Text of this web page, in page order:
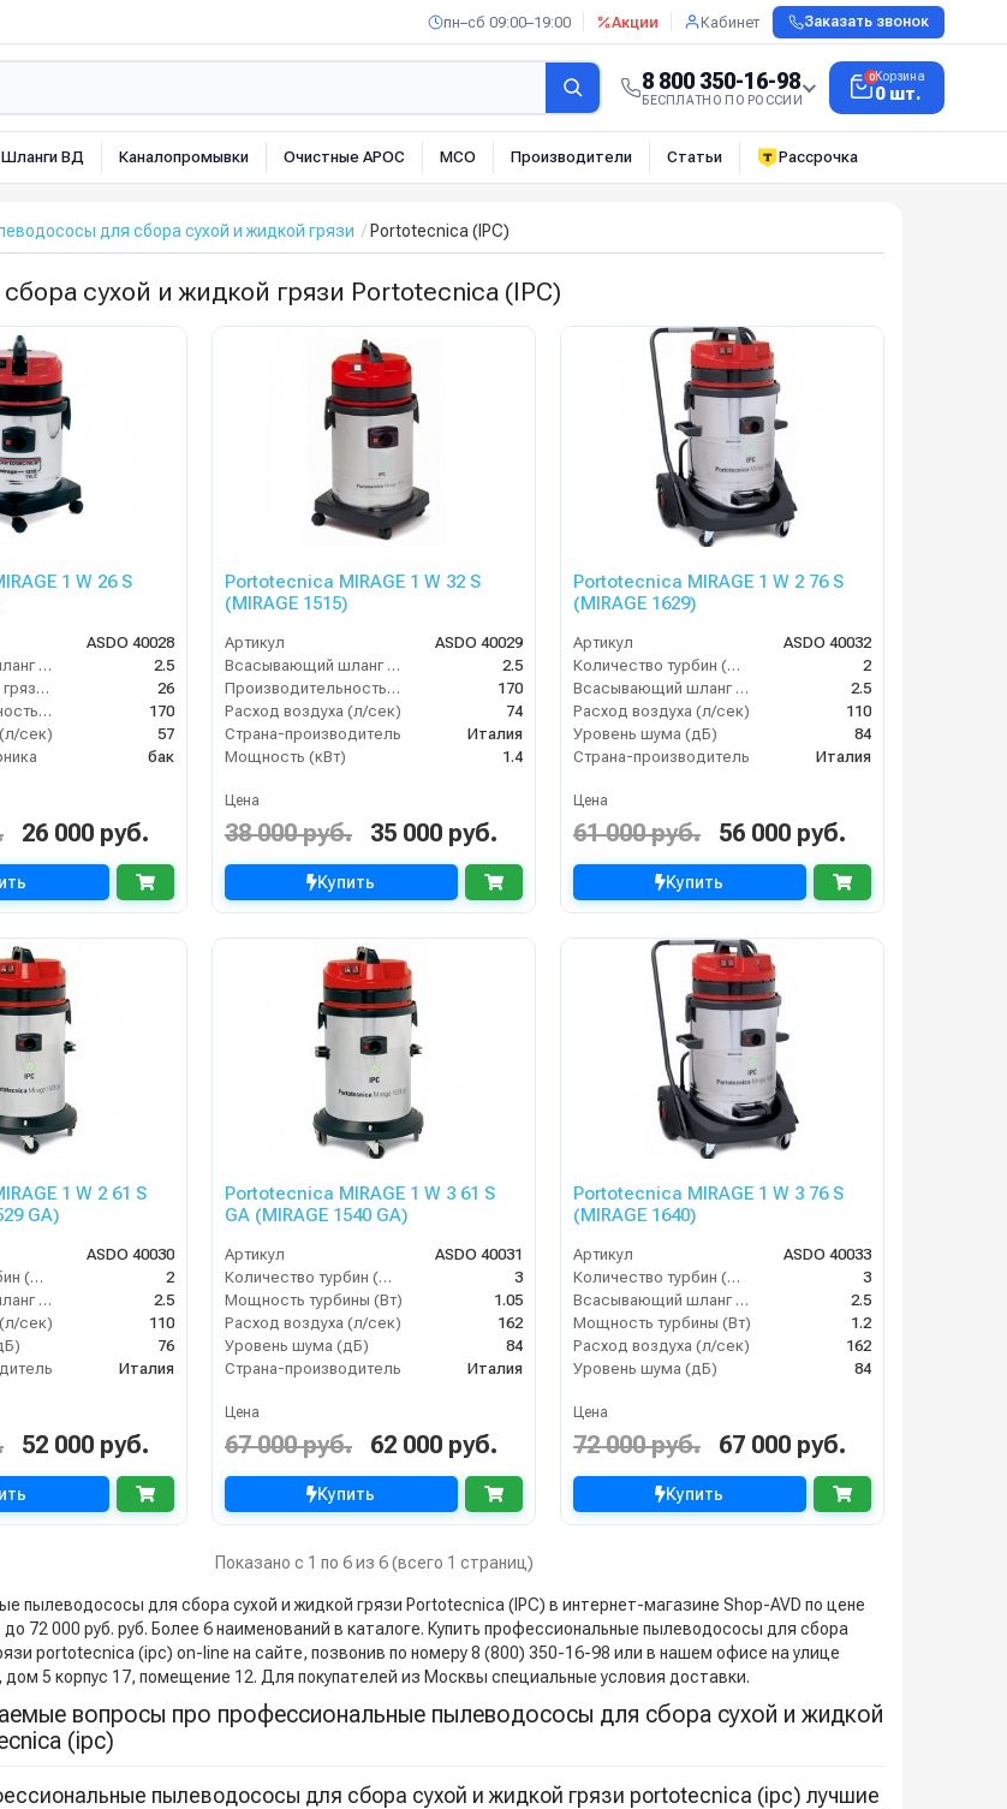
пн–сб 09:00–19:00 Акции Кабинет Заказать звонок
8 800 350-16-98
БЕСПЛАТНО ПО РОССИИ
0Корзина
0 шт.
Шланги ВД Каналопромывки Очистные АРОС МСО Производители Статьи Рассрочка
для сбора сухой и жидкой грязи Portotecnica (IPC)
сухой и жидкой грязи Portotecnica (IPC)
1 W 26 S
ASDO 40028
Всасывающий шланг (м)
2.5
Объём бака для грязи (л)
26
Производительность (м3/час)
170
сек)
57
бак
26 000 руб.
Portotecnica MIRAGE 1 W 32 S
(MIRAGE 1515)
Артикул
ASDO 40029
Всасывающий шланг (м)
2.5
Производительность (м3/час)
170
Расход воздуха (л/сек)
74
Страна-производитель
Италия
Мощность (кВт)
1.4
Цена
38 000 руб. 35 000 руб.
Купить
Portotecnica MIRAGE 1 W 2 76 S
(MIRAGE 1629)
Артикул
ASDO 40032
Количество турбин (шт)
2
Всасывающий шланг (м)
2.5
Расход воздуха (л/сек)
110
Уровень шума (дБ)
84
Страна-производитель
Италия
Цена
61 000 руб. 56 000 руб.
Купить
1 W 2 61 S
GA)
ASDO 40030
Количество турбин (шт)
2
Всасывающий шланг (м)
2.5
сек)
110
76
Италия
52 000 руб.
Portotecnica MIRAGE 1 W 3 61 S
GA (MIRAGE 1540 GA)
Артикул
ASDO 40031
Количество турбин (шт)
3
Мощность турбины (Вт)
1.05
Расход воздуха (л/сек)
162
Уровень шума (дБ)
84
Страна-производитель
Италия
Цена
67 000 руб. 62 000 руб.
Купить
Portotecnica MIRAGE 1 W 3 76 S
(MIRAGE 1640)
Артикул
ASDO 40033
Количество турбин (шт)
3
Всасывающий шланг (м)
2.5
Мощность турбины (Вт)
1.2
Расход воздуха (л/сек)
162
Уровень шума (дБ)
84
Цена
72 000 руб. 67 000 руб.
Купить
Показано с 1 по 6 из 6 (всего 1 страниц)
пылеводососы для сбора сухой и жидкой грязи Portotecnica (IPC) в интернет-магазине Shop-AVD по цене
до 72 000 руб. руб. Более 6 наименований в каталоге. Купить профессиональные пылеводососы для сбора
portotecnica (ipc) on-line на сайте, позвонив по номеру 8 (800) 350-16-98 или в нашем офисе на улице
5 корпус 17, помещение 12. Для покупателей из Москвы специальные условия доставки.
вопросы про профессиональные пылеводососы для сбора сухой и жидкой
(ipc)
пылеводососы для сбора сухой и жидкой грязи portotecnica (ipc) лучшие